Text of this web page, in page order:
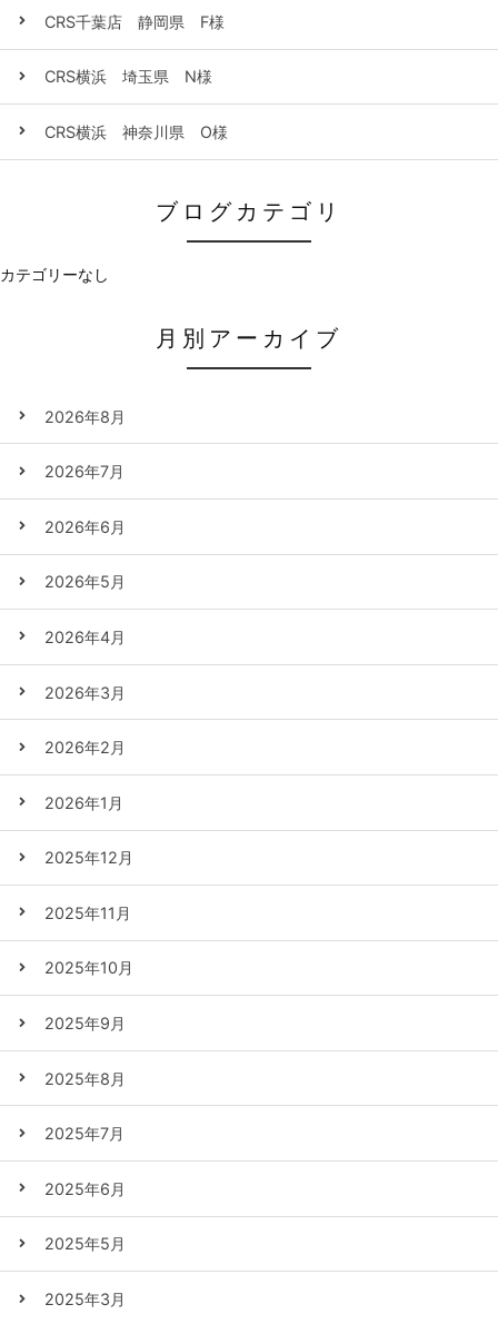
CRS千葉店 静岡県 F様
CRS横浜 埼玉県 N様
CRS横浜 神奈川県 O様
ブログカテゴリ
カテゴリーなし
月別アーカイブ
2026年8月
2026年7月
2026年6月
2026年5月
2026年4月
2026年3月
2026年2月
2026年1月
2025年12月
2025年11月
2025年10月
2025年9月
2025年8月
2025年7月
2025年6月
2025年5月
2025年3月